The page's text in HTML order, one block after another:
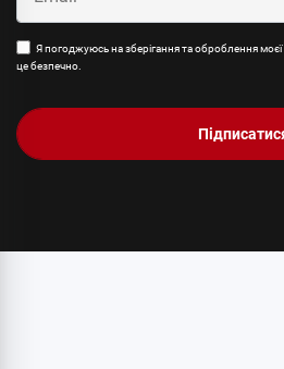
Я погоджуюсь на зберігання та оброблення моєї
це безпечно.